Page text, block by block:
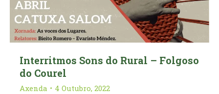
Interritmos Sons do Rural – Folgoso
do Courel
Axenda 4 Outubro, 2022